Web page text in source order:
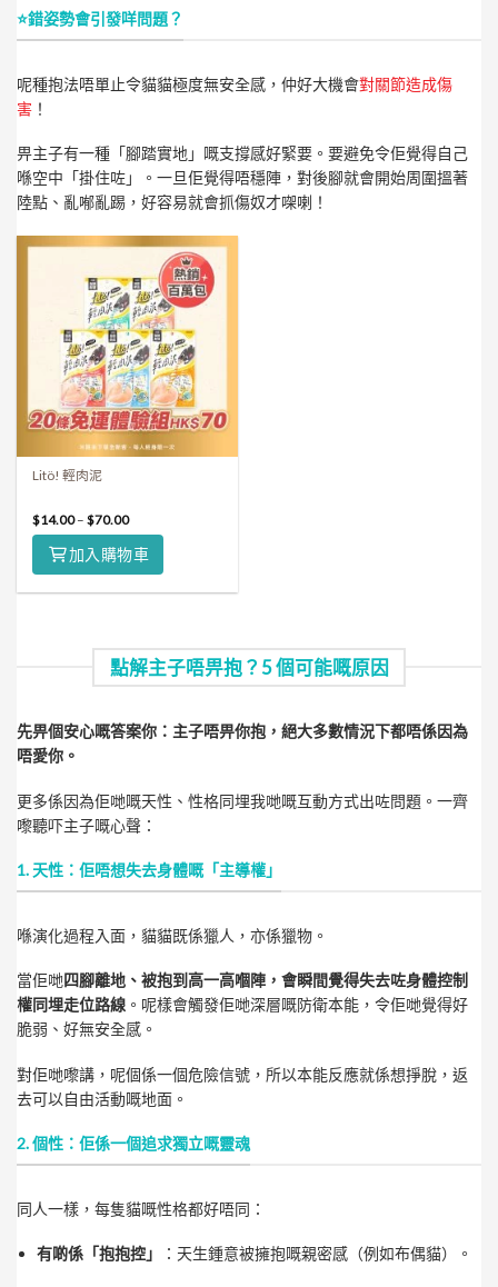
⭐錯姿勢會引發咩問題？
呢種抱法唔單止令貓貓極度無安全感，仲好大機會對關節造成傷
害 ！
畀主子有一種「腳踏實地」嘅支撐感好緊要。要避免令佢覺得自己
喺空中「掛住咗」。一旦佢覺得唔穩陣，對後腳就會開始周圍搵著
陸點、亂喐亂踢，好容易就會抓傷奴才㗎喇！
Litö! 輕肉泥
$14.00–$70.00
加入購物車
點解主子唔畀抱？5 個可能嘅原因
先畀個安心嘅答案你：主子唔畀你抱，絕大多數情況下都唔係因為
唔愛你。
更多係因為佢哋嘅天性、性格同埋我哋嘅互動方式出咗問題。一齊
嚟聽吓主子嘅心聲：
1. 天性：佢唔想失去身體嘅「主導權」
喺演化過程入面，貓貓既係獵人，亦係獵物。
當佢哋四腳離地、被抱到高一高嗰陣，會瞬間覺得失去咗身體控制
權同埋走位路線 。呢樣會觸發佢哋深層嘅防衛本能，令佢哋覺得好
脆弱、好無安全感。
對佢哋嚟講，呢個係一個危險信號，所以本能反應就係想掙脫，返
去可以自由活動嘅地面。
2. 個性：佢係一個追求獨立嘅靈魂
同人一樣，每隻貓嘅性格都好唔同：
有啲係「抱抱控」 ：天生鍾意被擁抱嘅親密感（例如布偶貓）。